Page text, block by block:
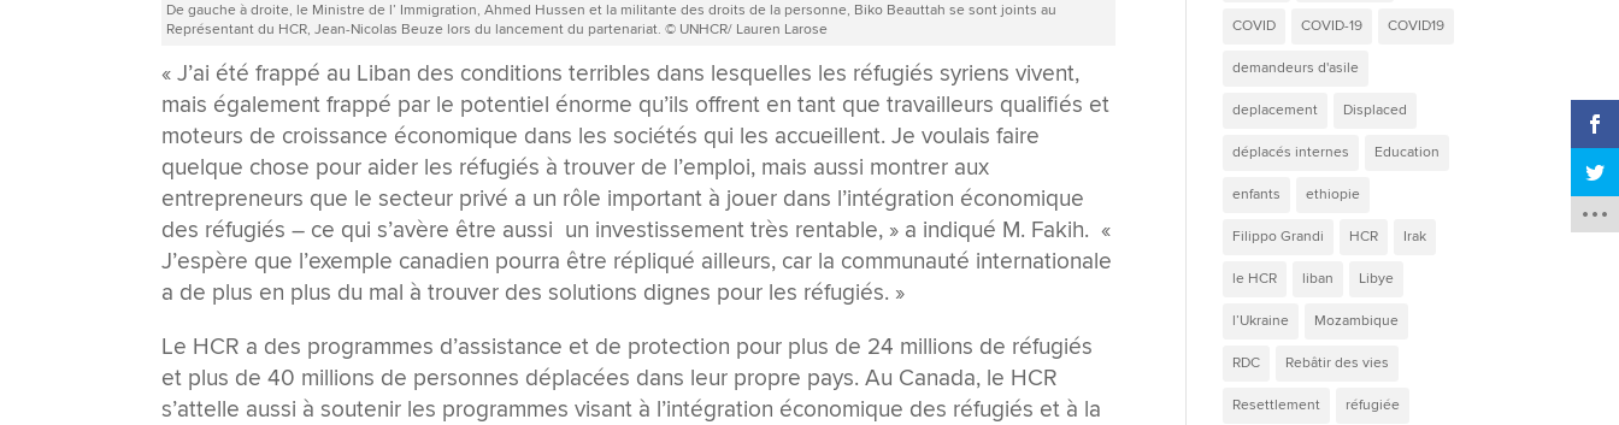
De gauche à droite, le Ministre de l’ Immigration, Ahmed Hussen et la militante des droits de la personne, Biko Beauttah se sont joints au
Représentant du HCR, Jean-Nicolas Beuze lors du lancement du partenariat. © UNHCR/ Lauren Larose
« J’ai été frappé au Liban des conditions terribles dans lesquelles les réfugiés syriens vivent,
mais également frappé par le potentiel énorme qu’ils offrent en tant que travailleurs qualifiés et
moteurs de croissance économique dans les sociétés qui les accueillent. Je voulais faire
quelque chose pour aider les réfugiés à trouver de l’emploi, mais aussi montrer aux
entrepreneurs que le secteur privé a un rôle important à jouer dans l’intégration économique
des réfugiés – ce qui s’avère être aussi un investissement très rentable, » a indiqué M. Fakih. «
J’espère que l’exemple canadien pourra être répliqué ailleurs, car la communauté internationale
a de plus en plus du mal à trouver des solutions dignes pour les réfugiés. »
Le HCR a des programmes d’assistance et de protection pour plus de 24 millions de réfugiés
et plus de 40 millions de personnes déplacées dans leur propre pays. Au Canada, le HCR
s’attelle aussi à soutenir les programmes visant à l’intégration économique des réfugiés et à la
COVID COVID-19 COVID19
demandeurs d'asile
deplacement Displaced
déplacés internes Education
enfants ethiopie
Filippo Grandi HCR Irak
le HCR liban Libye
l’Ukraine Mozambique
RDC Rebâtir des vies
Resettlement réfugiée